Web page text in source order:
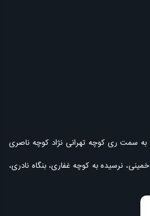
به سمت ری کوچه تهرانی نژاد کوچه ناصری
نرسیده به کوچه غفاری، بنگاه نادری،